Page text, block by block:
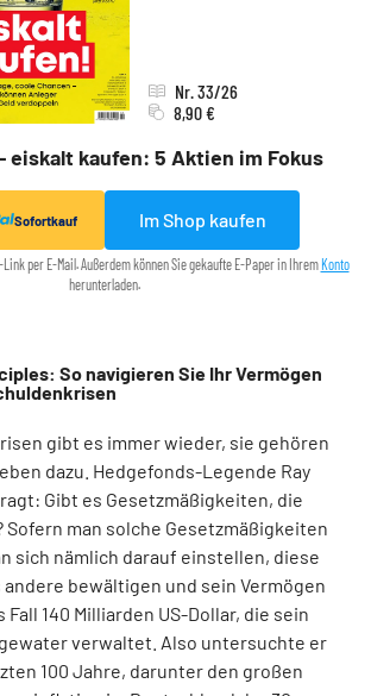
eiskalt kaufen: 5 Aktien im Fokus
Nr. 33/26
8,90 €
Sofortkauf Im Shop kaufen
per E-Mail. Außerdem können Sie gekaufte E-Paper in Ihrem Konto
herunterladen.
So navigieren Sie Ihr Vermögen
gibt es immer wieder, sie gehören
dazu. Hedgefonds-Legende Ray
Gibt es Gesetzmäßigkeiten, die
man solche Gesetzmäßigkeiten
sich nämlich darauf einstellen, diese
bewältigen und sein Vermögen
Fall 140 Milliarden US-Dollar, die sein
verwaltet. Also untersuchte er
100 Jahre, darunter den großen